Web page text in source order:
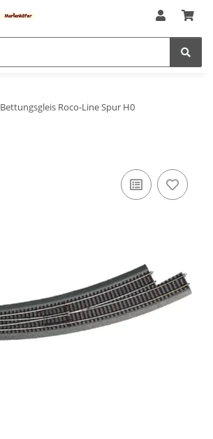
Bettungsgleis Roco-Line Spur H0